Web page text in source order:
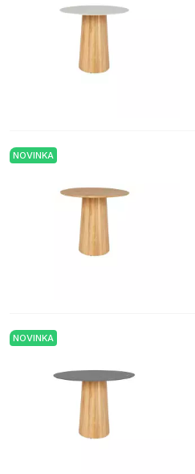
NOVINKA
NOVINKA